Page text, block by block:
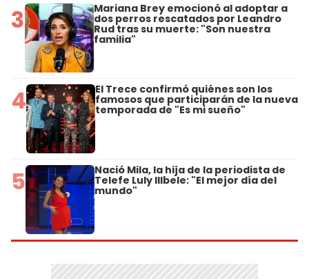
3 Mariana Brey emocionó al adoptar a
dos perros rescatados por Leandro
Rud tras su muerte: "Son nuestra
familia"
4 El Trece confirmó quiénes son los
famosos que participarán de la nueva
temporada de "Es mi sueño"
5 Nació Mila, la hija de la periodista de
Telefe Luly Illbele: "El mejor día del
mundo"